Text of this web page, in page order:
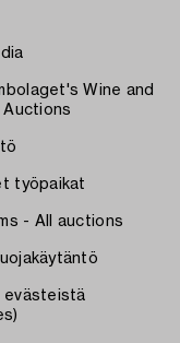
Wine and
työpaikat
- All auctions
evästeistä